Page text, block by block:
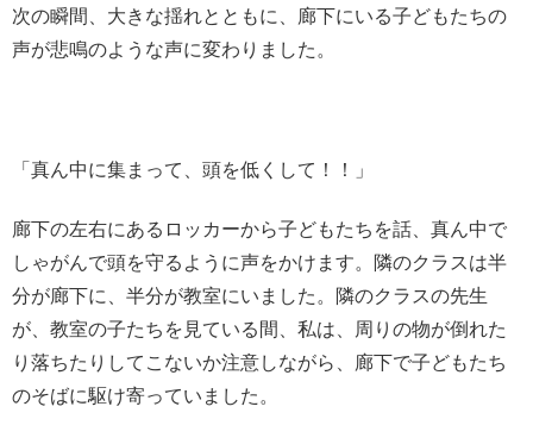
次の瞬間、大きな揺れとともに、廊下にいる子どもたちの
声が悲鳴のような声に変わりました。
「真ん中に集まって、頭を低くして！！」
廊下の左右にあるロッカーから子どもたちを話、真ん中で
しゃがんで頭を守るように声をかけます。隣のクラスは半
分が廊下に、半分が教室にいました。隣のクラスの先生
が、教室の子たちを見ている間、私は、周りの物が倒れた
り落ちたりしてこないか注意しながら、廊下で子どもたち
のそばに駆け寄っていました。